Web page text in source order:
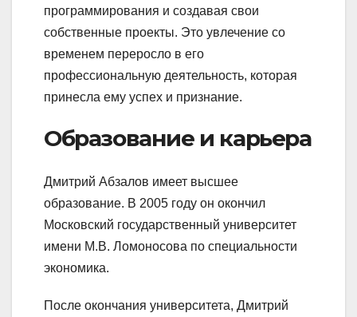
программирования и создавая свои
собственные проекты. Это увлечение со
временем переросло в его
профессиональную деятельность, которая
принесла ему успех и признание.
Образование и карьера
Дмитрий Абзалов имеет высшее
образование. В 2005 году он окончил
Московский государственный университет
имени М.В. Ломоносова по специальности
экономика.
После окончания университета, Дмитрий